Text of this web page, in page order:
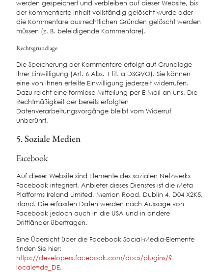
werden gespeichert und verbleiben auf dieser Website, bis
der kommentierte Inhalt vollständig gelöscht wurde oder
die Kommentare aus rechtlichen Gründen gelöscht werden
müssen (z. B. beleidigende Kommentare).
Rechtsgrundlage
Die Speicherung der Kommentare erfolgt auf Grundlage
Ihrer Einwilligung (Art. 6 Abs. 1 lit. a DSGVO). Sie können
eine von Ihnen erteilte Einwilligung jederzeit widerrufen.
Dazu reicht eine formlose Mitteilung per E-Mail an uns. Die
Rechtmäßigkeit der bereits erfolgten
Datenverarbeitungsvorgänge bleibt vom Widerruf
unberührt.
5. Soziale Medien
Facebook
Auf dieser Website sind Elemente des sozialen Netzwerks
Facebook integriert. Anbieter dieses Dienstes ist die Meta
Platforms Ireland Limited, Merrion Road, Dublin 4, D04 X2K5,
Irland. Die erfassten Daten werden nach Aussage von
Facebook jedoch auch in die USA und in andere
Drittländer übertragen.
Eine Übersicht über die Facebook Social-Media-Elemente
finden Sie hier:
https://developers.facebook.com/docs/plugins/?
locale=de_DE.